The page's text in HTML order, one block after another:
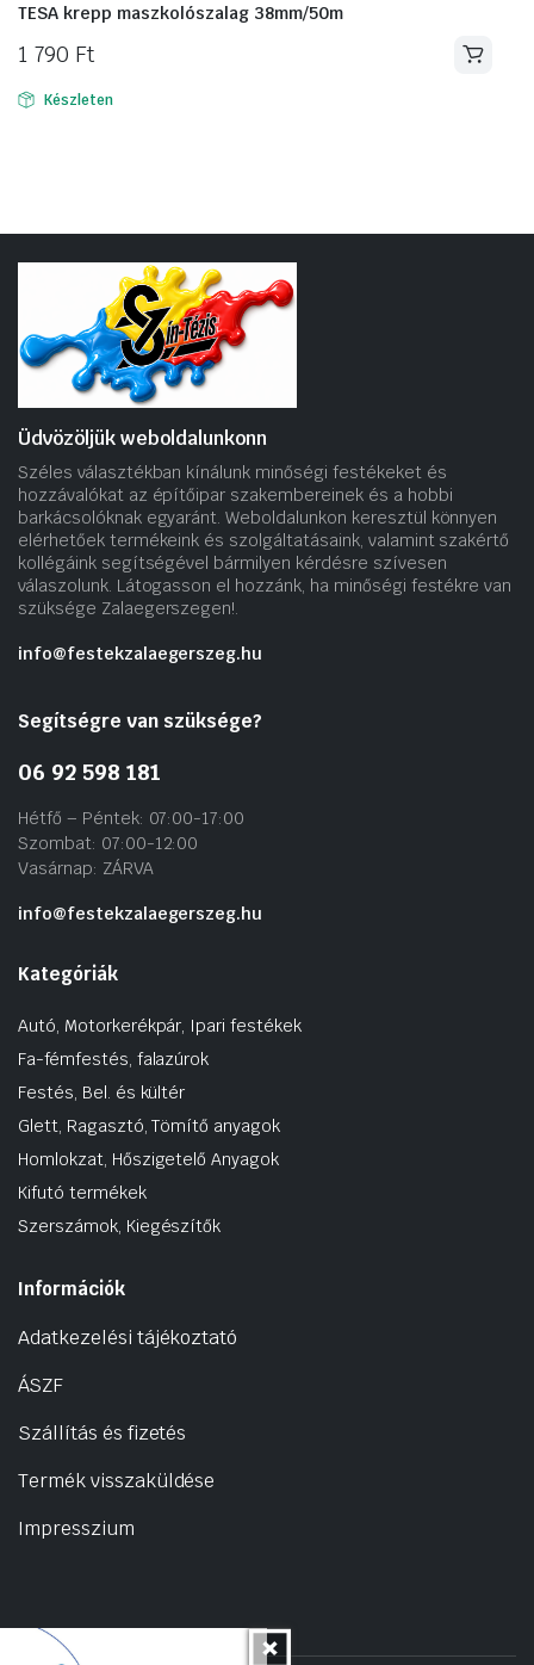
TESA krepp maszkolószalag 38mm/50m
1 790 Ft
Készleten
Üdvözöljük weboldalunkonn
Széles választékban kínálunk minőségi festékeket és
hozzávalókat az építőipar szakembereinek és a hobbi
barkácsolóknak egyaránt. Weboldalunkon keresztül könnyen
elérhetőek termékeink és szolgáltatásaink, valamint szakértő
kollégáink segítségével bármilyen kérdésre szívesen
válaszolunk. Látogasson el hozzánk, ha minőségi festékre van
szüksége Zalaegerszegen!.
info@festekzalaegerszeg.hu
Segítségre van szüksége?
06 92 598 181
Hétfő – Péntek: 07:00-17:00
Szombat: 07:00-12:00
Vasárnap: ZÁRVA
info@festekzalaegerszeg.hu
Kategóriák
Autó, Motorkerékpár, Ipari festékek
Fa-fémfestés, falazúrok
Festés, Bel. és kültér
Glett, Ragasztó, Tömítő anyagok
Homlokzat, Hőszigetelő Anyagok
Kifutó termékek
Szerszámok, Kiegészítők
Információk
Adatkezelési tájékoztató
ÁSZF
Szállítás és fizetés
Termék visszaküldése
Impresszium